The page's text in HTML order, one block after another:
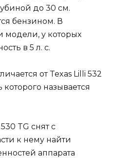
до 30 см.
бензином. В
модели, у которых
в 5 л. с.
от Texas Lilli 532
называется
TG снят с
к нему найти
аппарата